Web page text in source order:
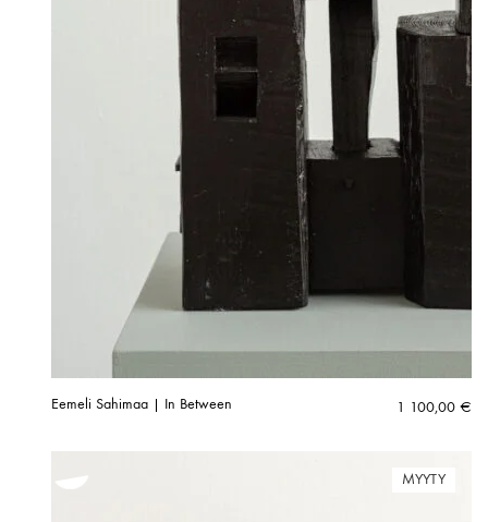
Eemeli Sahimaa | In Between 1 100,00 €
MYYTY